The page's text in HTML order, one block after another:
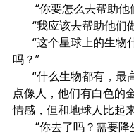
“你要怎么去帮助他
“我应该去帮助他们
“这个星球上的生物
吗？”
“什么生物都有，最
点像人，他们有白色的
情感，但和地球人比起
“你去了吗？需要降